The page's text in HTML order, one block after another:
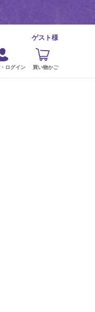
ゲスト様
ログイン 買い物かご